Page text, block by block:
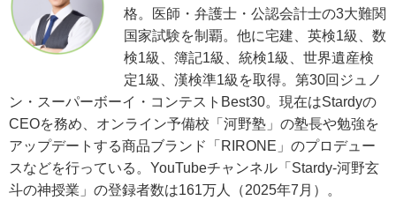
格。医師・弁護士・公認会計士の3大難関
国家試験を制覇。他に宅建、英検1級、数
検1級、簿記1級、統検1級、世界遺産検
定1級、漢検準1級を取得。第30回ジュノ
ン・スーパーボーイ・コンテストBest30。現在はStardyの
CEOを務め、オンライン予備校「河野塾」の塾長や勉強を
アップデートする商品ブランド「RIRONE」のプロデュー
スなどを行っている。YouTubeチャンネル「Stardy-河野玄
斗の神授業」の登録者数は161万人（2025年7月）。